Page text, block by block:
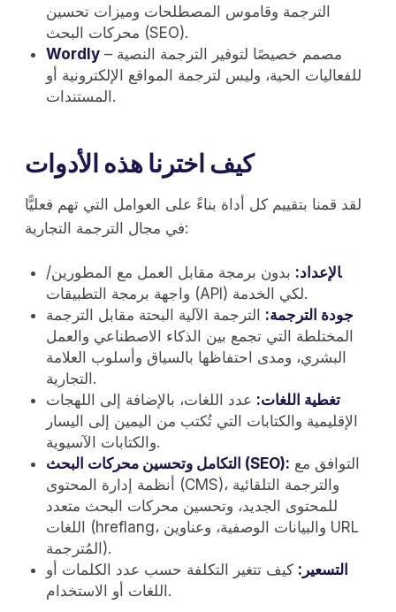
الترجمة وقاموس المصطلحات وميزات تحسين
محركات البحث (SEO).
Wordly – مصمم خصيصًا لتوفير الترجمة النصية
للفعاليات الحية، وليس لترجمة المواقع الإلكترونية أو
المستندات.
كيف اخترنا هذه الأدوات
لقد قمنا بتقييم كل أداة بناءً على العوامل التي تهم فعليًّا
في مجال الترجمة التجارية:
‍الإعداد: بدون برمجة مقابل العمل مع المطورين/
واجهة برمجة التطبيقات (API) لكي الخدمة.
جودة الترجمة: الترجمة الآلية البحتة مقابل الترجمة
المختلطة التي تجمع بين الذكاء الاصطناعي والعمل
البشري، ومدى احتفاظها بالسياق وأسلوب العلامة
التجارية.
تغطية اللغات: عدد اللغات، بالإضافة إلى اللهجات
الإقليمية والكتابات التي تُكتب من اليمين إلى اليسار
والكتابات الآسيوية.
التكامل وتحسين محركات البحث (SEO):
أنظمة إدارة المحتوى (CMS)، والترجمة التلقائية
للمحتوى الجديد، وتحسين محركات البحث متعدد
اللغات (hreflang، والبيانات الوصفية، وعناوين URL
المُترجمة).
التسعير: كيف تتغير التكلفة حسب عدد الكلمات أو
اللغات أو الاستخدام.